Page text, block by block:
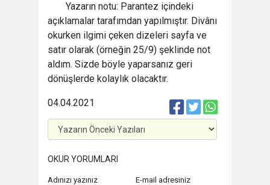
Yazarın notu: Parantez içindeki
açıklamalar tarafımdan yapılmıştır. Divânı
okurken ilgimi çeken dizeleri sayfa ve
satır olarak (örneğin 25/9) şeklinde not
aldım. Sizde böyle yaparsanız geri
dönüşlerde kolaylık olacaktır.
04.04.2021
OKUR YORUMLARI
Adınızı yazınız E-mail adresiniz